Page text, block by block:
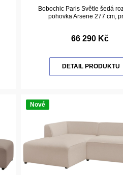
Bobochic Paris Světle šedá
pohovka Arsene 277 cm,
66 290 Kč
DETAIL PRODUKTU
Nové